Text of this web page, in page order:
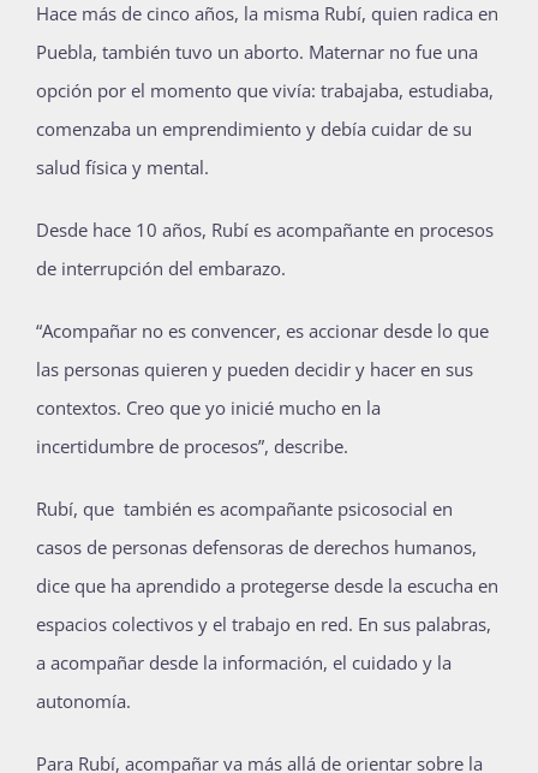
Hace más de cinco años, la misma Rubí, quien radica en
Puebla, también tuvo un aborto. Maternar no fue una
opción por el momento que vivía: trabajaba, estudiaba,
comenzaba un emprendimiento y debía cuidar de su
salud física y mental.
Desde hace 10 años, Rubí es acompañante en procesos
de interrupción del embarazo.
“Acompañar no es convencer, es accionar desde lo que
las personas quieren y pueden decidir y hacer en sus
contextos. Creo que yo inicié mucho en la
incertidumbre de procesos”, describe.
Rubí, que también es acompañante psicosocial en
casos de personas defensoras de derechos humanos,
dice que ha aprendido a protegerse desde la escucha en
espacios colectivos y el trabajo en red. En sus palabras,
a acompañar desde la información, el cuidado y la
autonomía.
Para Rubí, acompañar va más allá de orientar sobre la